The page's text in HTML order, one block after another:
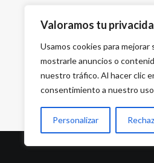
Valoramos tu
Usamos cookies para mejorar
mostrarle anuncios o
nuestro tráfico. Al hacer clic
consentimiento a nuestro
Personalizar